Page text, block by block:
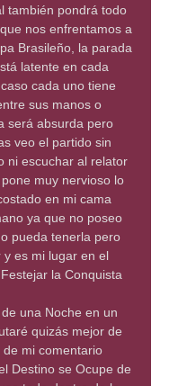
también pondrá todo
nos enfrentamos a
Brasileño, la parada
latente en cada
cada uno tiene
sus manos o
será absurda pero
veo el partido sin
ni escuchar al relator
muy nervioso lo
en mi cama
ya que no poseo
pueda tenerla pero
y es mi lugar en el
la Conquista
una Noche en un
quizás mejor de
mi comentario
Destino se Ocupe de